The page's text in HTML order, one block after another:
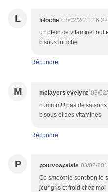
L loloche 03/02/2011 16:22
un plein de vitamine tout
bisous loloche
Répondre
M melayers evelyne 03/
hummm!!! pas de
bisous et des vitamines
Répondre
P pourvospalais 03/02/
Ce smoothie sent bon le
jour gris et froid chez moi